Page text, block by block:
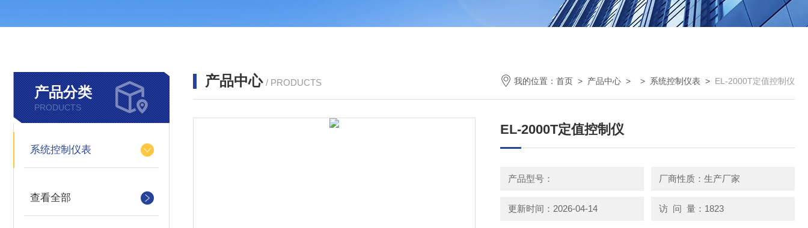
产品分类
PRODUCTS
系统控制仪表
查看全部
产品中心 / PRODUCTS 我的位置： 首页 > 产品中心 > > 系统控制仪表 > EL-2000T定值控制仪
EL-2000T定值控制仪
产品型号： 厂商性质：生产厂家
更新时间：2026-04-14 访 问 量：1823